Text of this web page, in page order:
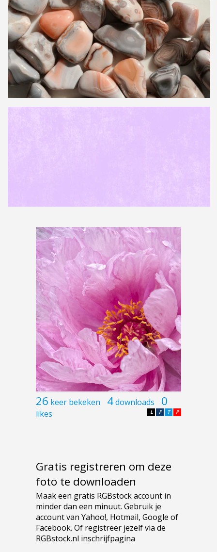
26 keer bekeken 4downloads 0
likes P
T
F
L
Gratis registreren om deze
foto te downloaden